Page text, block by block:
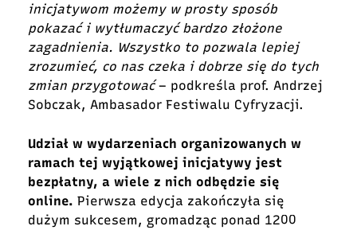
inicjatywom możemy w prosty sposób
pokazać i wytłumaczyć bardzo złożone
zagadnienia. Wszystko to pozwala lepiej
zrozumieć, co nas czeka i dobrze się do tych
zmian przygotować– podkreśla prof. Andrzej
Sobczak, Ambasador Festiwalu Cyfryzacji.
Udział w wydarzeniach organizowanych w
ramach tej wyjątkowej inicjatywy jest
bezpłatny, a wiele z nich odbędzie się
online. Pierwsza edycja zakończyła się
dużym sukcesem, gromadząc ponad 1200